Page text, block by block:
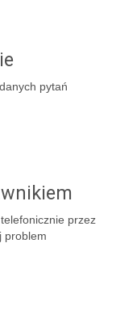
pytań
przez
problem